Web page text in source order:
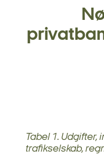
Tabel 1. Udgifter,
trafikselskab,